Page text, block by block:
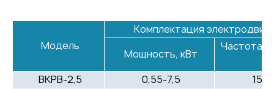
Модель
Комплектация
Мощность, кВт
Частота
ВКРВ-2,5
0,55-7,5